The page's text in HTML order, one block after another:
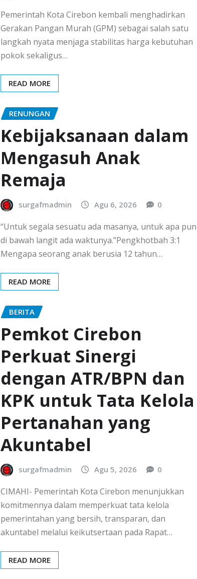
Pemerintah Kota Cirebon kembali menghadirkan
Gerakan Pangan Murah (GPM) sebagai salah satu
langkah nyata menjaga stabilitas harga kebutuhan
pokok sekaligus…
READ MORE
RENUNGAN
Kebijaksanaan dalam
Mengasuh Anak
Remaja
surgafmadmin Agu 6, 2026 0
“Untuk segala sesuatu ada masanya, untuk apa pun
di bawah langit ada waktunya.”Pengkhotbah 3:1
Mengapa seorang anak berusia 12 tahun…
READ MORE
BERITA
Pemkot Cirebon
Perkuat Sinergi
dengan ATR/BPN dan
KPK untuk Tata Kelola
Pertanahan yang
Akuntabel
surgafmadmin Agu 5, 2026 0
CIMAHI- Pemerintah Kota Cirebon menunjukkan
komitmennya dalam memperkuat tata kelola
pemerintahan yang bersih, transparan, dan
akuntabel melalui keikutsertaan pada Rapat…
READ MORE